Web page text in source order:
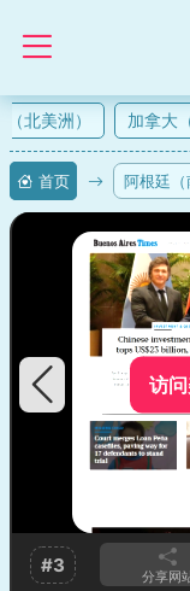
北美洲） 加拿大
首页 阿根廷（
访
#3 分享网